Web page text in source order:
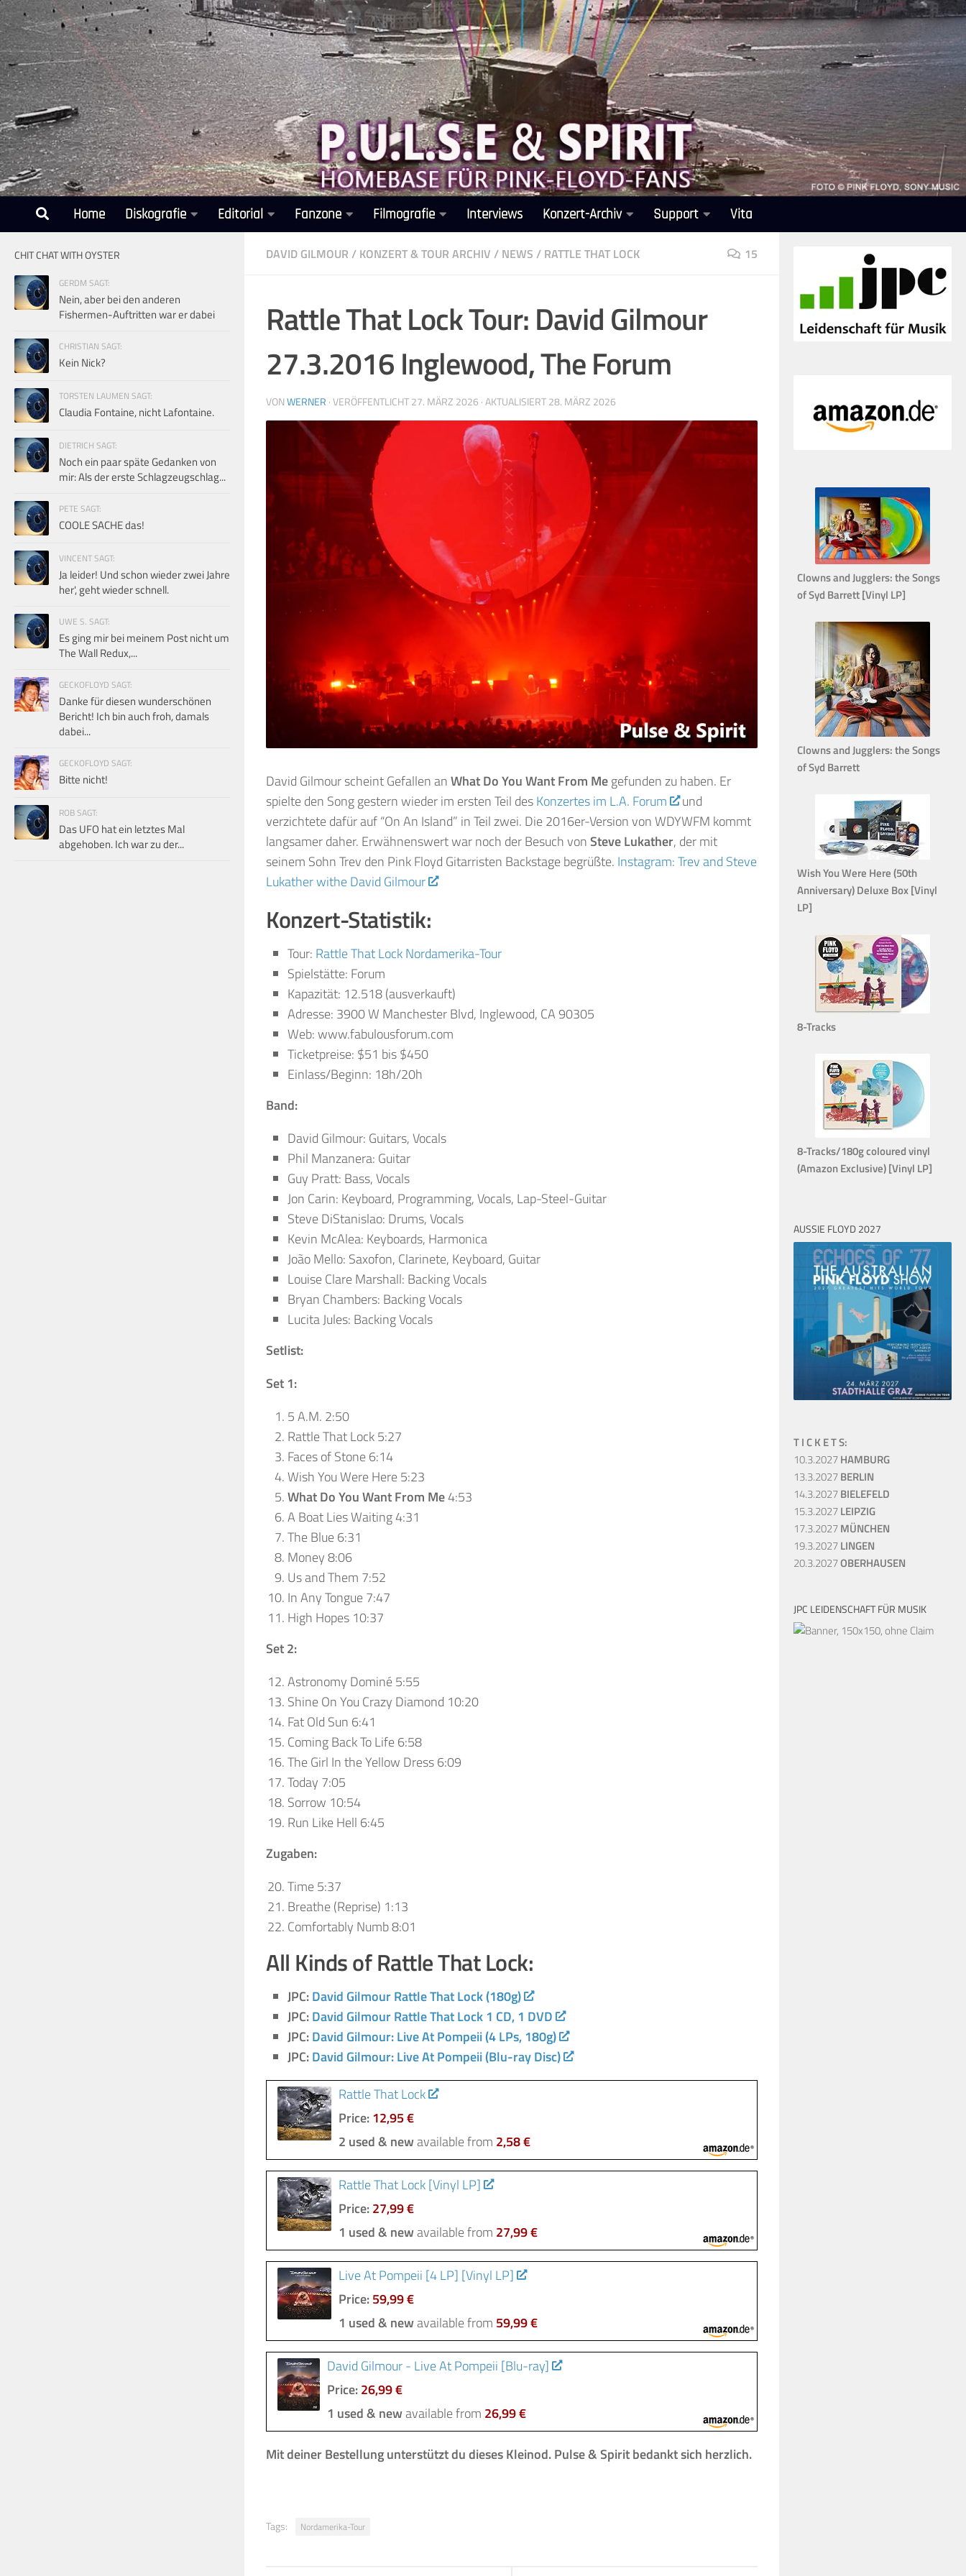
Unter dem Inhalt
Home Diskografie Editorial Fanzone Filmografie Interviews Konzert-Archiv Support Vita
DAVID GILMOUR / KONZERT & TOUR ARCHIV / NEWS / RATTLE THAT LOCK 15
Rattle That Lock Tour: David Gilmour
27.3.2016 Inglewood, The Forum
VONWERNER · VERÖFFENTLICHT27. MÄRZ 2026 · AKTUALISIERT28. MÄRZ 2026
David Gilmour scheint Gefallen anWhat Do You Want From Megefunden zu haben. Er
spielte den Song gestern wieder im ersten Teil desKonzertes im L.A. Forum
und
verzichtete dafür auf “On An Island” in Teil zwei. Die 2016er-Version von WDYWFM kommt
langsamer daher. Erwähnenswert war noch der Besuch vonSteve Lukather, der mit
seinem Sohn Trev den Pink Floyd Gitarristen Backstage begrüßte. Instagram: Trev and Steve
Lukather withe David Gilmour
Konzert-Statistik:
Tour: Rattle That Lock Nordamerika-Tour
Spielstätte: Forum
Kapazität: 12.518 (ausverkauft)
Adresse: 3900 W Manchester Blvd, Inglewood, CA 90305
Web: www.fabulousforum.com
Ticketpreise: $51 bis $450
Einlass/Beginn: 18h/20h
Band:
David Gilmour: Guitars, Vocals
Phil Manzanera: Guitar
Guy Pratt: Bass, Vocals
Jon Carin: Keyboard, Programming, Vocals, Lap-Steel-Guitar
Steve DiStanislao: Drums, Vocals
Kevin McAlea: Keyboards, Harmonica
João Mello: Saxofon, Clarinete, Keyboard, Guitar
Louise Clare Marshall: Backing Vocals
Bryan Chambers: Backing Vocals
Lucita Jules: Backing Vocals
Setlist:
Set 1:
5 A.M. 2:50
Rattle That Lock 5:27
Faces of Stone 6:14
Wish You Were Here 5:23
What Do You Want From Me4:53
A Boat Lies Waiting 4:31
The Blue 6:31
Money 8:06
Us and Them 7:52
In Any Tongue 7:47
High Hopes 10:37
Set 2:
Astronomy Dominé 5:55
Shine On You Crazy Diamond 10:20
Fat Old Sun 6:41
Coming Back To Life 6:58
The Girl In the Yellow Dress 6:09
Today 7:05
Sorrow 10:54
Run Like Hell 6:45
Zugaben:
Time 5:37
Breathe (Reprise) 1:13
Comfortably Numb 8:01
All Kinds of Rattle That Lock:
JPC:David Gilmour Rattle That Lock (180g)
JPC:David Gilmour Rattle That Lock 1 CD, 1 DVD
JPC:David Gilmour: Live At Pompeii (4 LPs, 180g)
JPC:David Gilmour: Live At Pompeii (Blu-ray Disc)
Rattle That Lock
Price:12,95 €
2 used & newavailable from 2,58 €
Rattle That Lock [Vinyl LP]
Price:27,99 €
1 used & newavailable from 27,99 €
Live At Pompeii [4 LP] [Vinyl LP]
Price:59,99 €
1 used & newavailable from 59,99 €
David Gilmour - Live At Pompeii [Blu-ray]
Price:26,99 €
1 used & newavailable from 26,99 €
Mit deiner Bestellungunterstützt du dieses Kleinod.Pulse & Spirit bedankt sich herzlich.
Tags: Nordamerika-Tour
CHIT CHAT WITH OYSTER
GERDM SAGT:
Nein, aber bei den anderen
Fishermen-Auftritten war er dabei
CHRISTIAN SAGT:
Kein Nick?
TORSTEN LAUMEN SAGT:
Claudia Fontaine, nicht Lafontaine.
DIETRICH SAGT:
Noch ein paar späte Gedanken von
mir: Als der erste Schlagzeugschlag...
PETE SAGT:
COOLE SACHE das!
VINCENT SAGT:
Ja leider! Und schon wieder zwei Jahre
her', geht wieder schnell.
UWE S. SAGT:
Es ging mir bei meinem Post nicht um
The Wall Redux,...
GECKOFLOYD SAGT:
Danke für diesen wunderschönen
Bericht! Ich bin auch froh, damals
dabei...
GECKOFLOYD SAGT:
Bitte nicht!
ROB SAGT:
Das UFO hat ein letztes Mal
abgehoben. Ich war zu der...
Clowns and Jugglers: the Songs
of Syd Barrett [Vinyl LP]
Clowns and Jugglers: the Songs
of Syd Barrett
Wish You Were Here (50th
Anniversary) Deluxe Box [Vinyl
LP]
8-Tracks
8-Tracks/180g coloured vinyl
(Amazon Exclusive) [Vinyl LP]
AUSSIE FLOYD 2027
T I C K E T S:
10.3.2027HAMBURG
13.3.2027BERLIN
14.3.2027BIELEFELD
15.3.2027LEIPZIG
17.3.2027MÜNCHEN
19.3.2027LINGEN
20.3.2027OBERHAUSEN
JPC LEIDENSCHAFT FÜR MUSIK